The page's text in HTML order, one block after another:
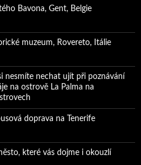
Bavona, Gent, Belgie
muzeum, Rovereto, Itálie
nesmíte nechat ujít při poznávání
na ostrově La Palma na
doprava na Tenerife
které vás dojme i okouzlí